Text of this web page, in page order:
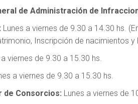
public_html/wp-
de Administración de
Lunes a viernes de 9.30 a 14.30 hs.
Inscripción de nacimientos y
viernes de 9.30 a 15.30 hs.
a viernes de 9.30 a 15.30 hs.
de Consorcios: Lunes a viernes de